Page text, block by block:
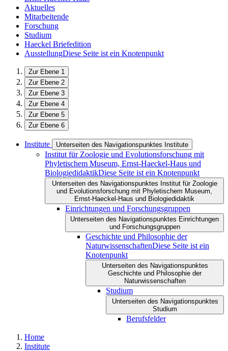
Aktuelles
Mitarbeitende
Forschung
Studium
Haeckel Briefedition
AusstellungDiese Seite ist ein Knotenpunkt
Zur Ebene 1
Zur Ebene 2
Zur Ebene 3
Zur Ebene 4
Zur Ebene 5
Zur Ebene 6
Institute Unterseiten des Navigationspunktes Institute
Institut für Zoologie und Evolutionsforschung mit
Phyletischem Museum, Ernst-Haeckel-Haus und
BiologiedidaktikDiese Seite ist ein Knotenpunkt
Unterseiten des Navigationspunktes Institut für Zoologie
und Evolutionsforschung mit Phyletischem Museum,
Ernst-Haeckel-Haus und Biologiedidaktik
Einrichtungen und Forschungsgruppen
Unterseiten des Navigationspunktes Einrichtungen
und Forschungsgruppen
Geschichte und Philosophie der
NaturwissenschaftenDiese Seite ist ein
Knotenpunkt
Unterseiten des Navigationspunktes
Geschichte und Philosophie der
Naturwissenschaften
Studium
Unterseiten des Navigationspunktes
Studium
Berufsfelder
Home
Institute